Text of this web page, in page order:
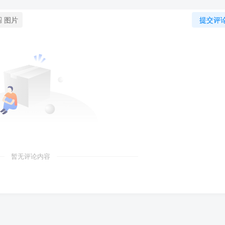
提交评
图片
暂无评论内容